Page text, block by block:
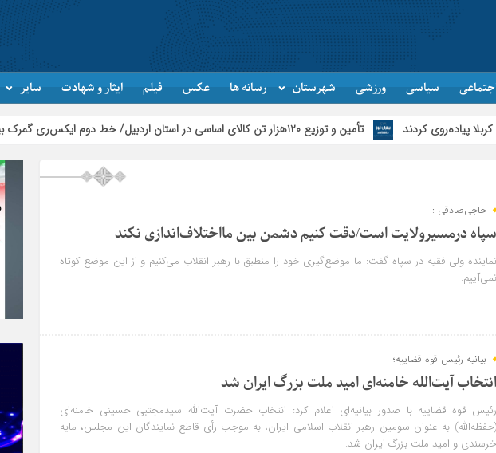
سیاسی ورزشی شهرستان رسانه ها عکس فیلم ایثار و شهادت سایر
کردند تأمین و توزیع ۱۲۰هزار تن کالای اساسی در استان اردبیل/ خط دوم ایکس‌ری گمرک بیله‌سوار با تجهیزات مدرن عملیاتی خواهد شد
حاجی‌صادقی :
سپاه درمسیرولایت است/دقت کنیم دشمن بین مااختلاف‌اندازی نکند
نماینده ولی فقیه در سپاه گفت: ما موضع‌گیری خود را منطبق با رهبر انقلاب می‌کنیم و از این موضع کوتاه
نمی‌آییم.
بیانیه رئیس قوه قضاییه؛
انتخاب آیت‌الله خامنه‌ای امید ملت بزرگ ایران شد
رئیس قوه قضاییه با صدور بیانیه‌ای اعلام کرد: انتخاب حضرت آیت‌الله سیدمجتبی حسینی خامنه‌ای
(حفظه‌الله) به عنوان سومین رهبر انقلاب اسلامی ایران، به موجب رأی قاطع نمایندگان این مجلس، مایه
خرسندی و امید ملت بزرگ ایران شد.